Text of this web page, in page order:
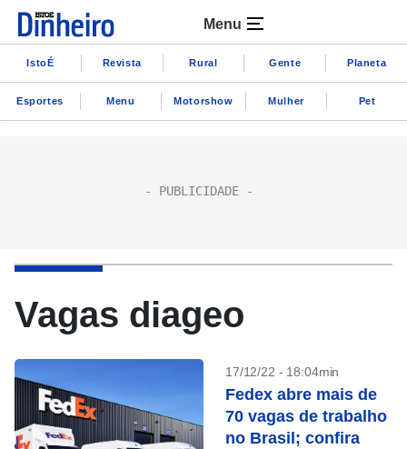
Menu
IstoÉ Revista Rural Gente Planeta
Esportes Menu Motorshow Mulher Pet
Vagas diageo
17/12/22 - 18:04min
Fedex abre mais de
70 vagas de trabalho
no Brasil; confira